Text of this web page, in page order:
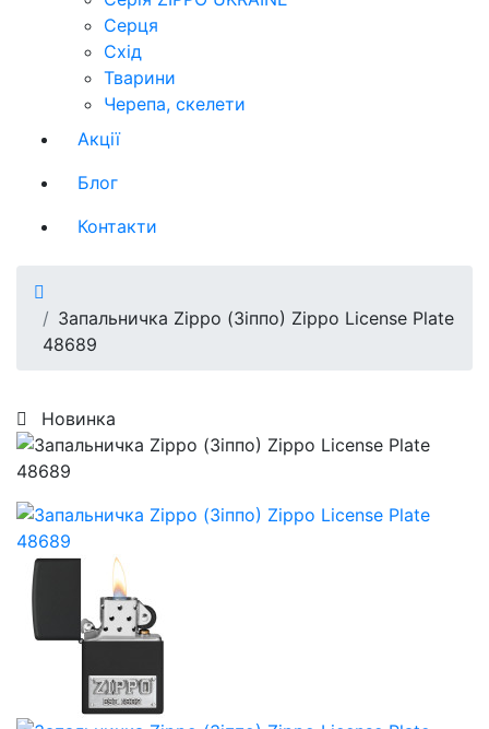
Серця
Схід
Тварини
Черепа, скелети
Акції
Блог
Контакти
Запальничка Zippo (Зіппо) Zippo License Plate
48689
Новинка